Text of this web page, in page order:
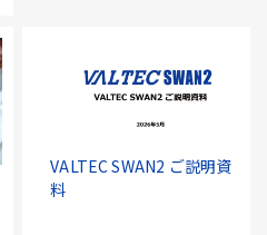
VALTEC SWAN2 ご説明資
料